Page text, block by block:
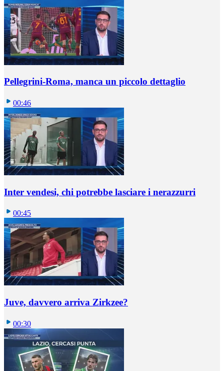
Pellegrini-Roma, manca un piccolo dettaglio
00:46
Inter vendesi, chi potrebbe lasciare i nerazzurri
00:45
Juve, davvero arriva Zirkzee?
00:30